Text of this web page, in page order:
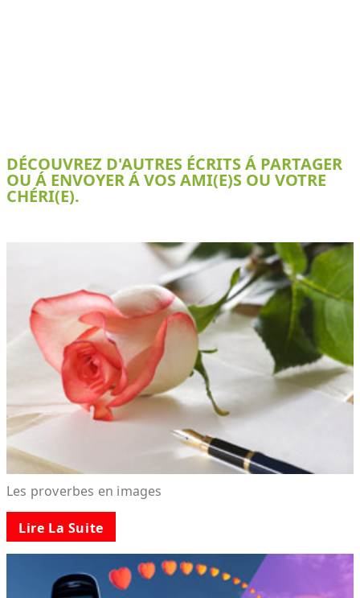
DÉCOUVREZ D'AUTRES ÉCRITS Á PARTAGER
OU Á ENVOYER Á VOS AMI(E)S OU VOTRE
CHÉRI(E).
Les proverbes en images
Lire La Suite